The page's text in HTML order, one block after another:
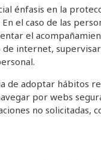
énfasis en la
el caso de las
el
internet,
de adoptar hábitos
por webs
no solicitadas,